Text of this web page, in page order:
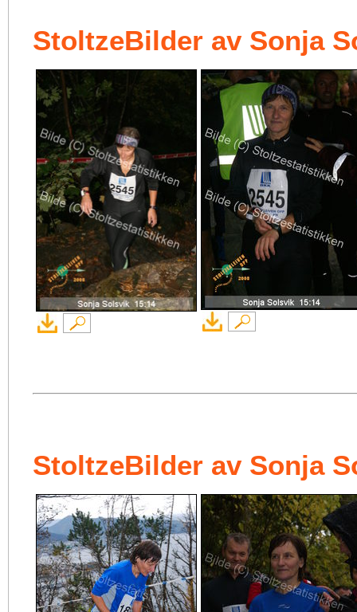
StoltzeBilder av Sonja
StoltzeBilder av Sonja